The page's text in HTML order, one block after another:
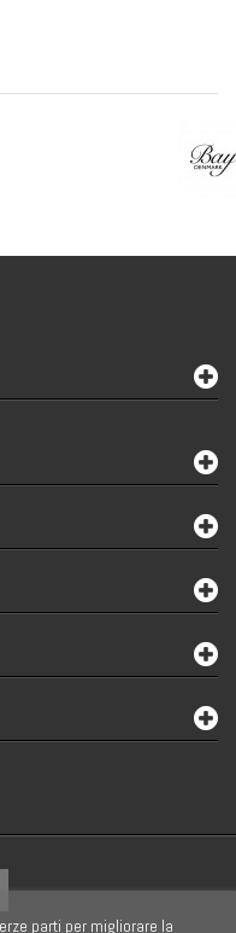
parti per migliorare la